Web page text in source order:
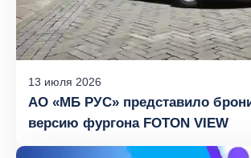
13 июля 2026
АО «МБ РУС» представило
версию фургона FOTON VIEW